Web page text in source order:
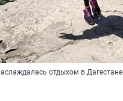
отдыхом в Дагестане